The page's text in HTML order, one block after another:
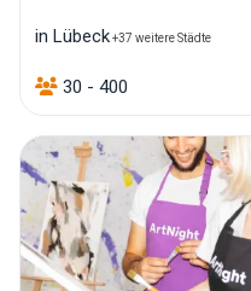
in Lübeck+37 weitere Städte
30 - 400